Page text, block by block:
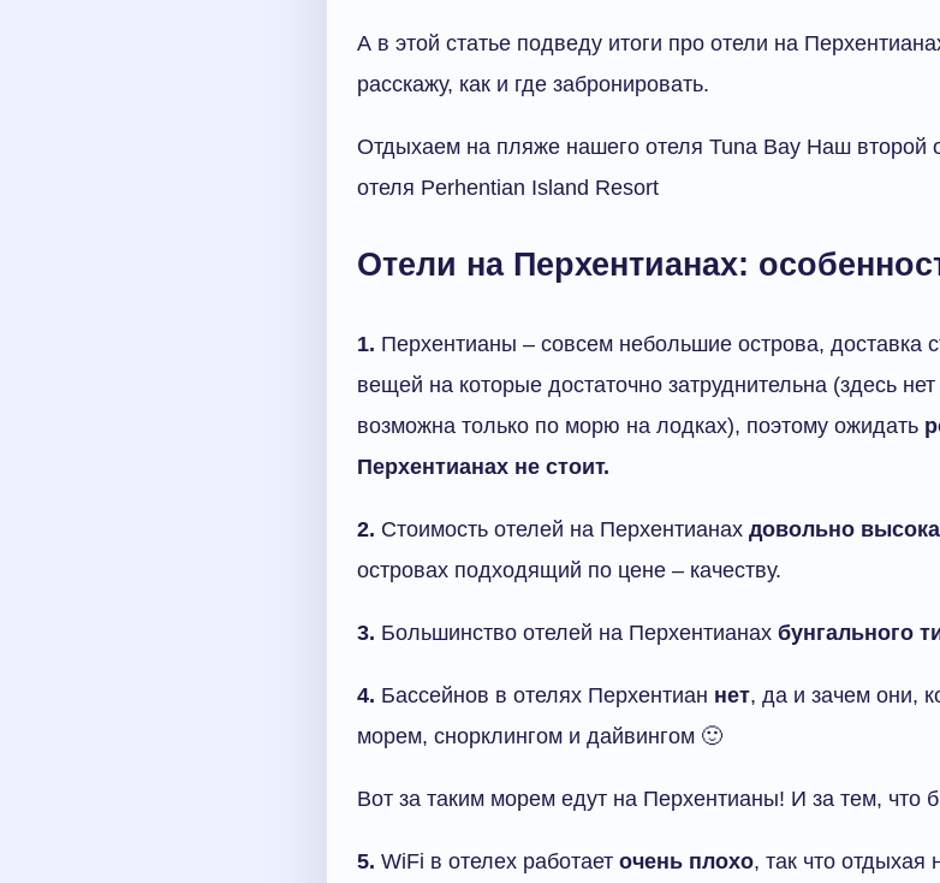
А в этой статье подведу итоги про отели на
расскажу, как и где забронировать.
Отдыхаем на пляже нашего отеля Tuna Bay Наш второй
отеля Perhentian Island Resort
Отели на Перхентианах:
1. Перхентианы – совсем небольшие острова, доставка
вещей на которые достаточно затруднительна (здесь
возможна только по морю на лодках), поэтому ожидать
Перхентианах не стоит.
2. Стоимость отелей на Перхентианах довольно
островах подходящий по цене – качеству.
3. Большинство отелей на Перхентианах бунгального
4. Бассейнов в отелях Перхентиан нет, да и зачем они,
морем, снорклингом и дайвингом 🙂
Вот за таким морем едут на Перхентианы! И за тем, что
5. WiFi в отелех работает очень плохо, так что